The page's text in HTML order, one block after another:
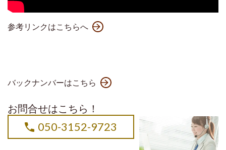
参考リンクはこちらへ
バックナンバーはこちら
お問合せはこちら！
050-3152-9723